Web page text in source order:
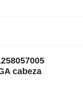
cabeza